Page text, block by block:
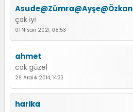
Asude@Zümra@Ayşe@Özkan
çok iyi
01 Nisan 2021, 08:53
ahmet
cok güzel
26 Aralık 2014, 14:33
harika